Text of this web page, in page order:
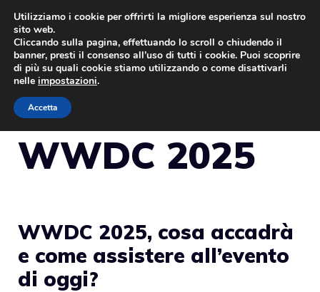
Vai
contenuto
WWDC 2025
WWDC 2025, cosa accadrà
e come assistere all’evento
di oggi?
Utilizziamo i cookie per offrirti la migliore esperienza sul nostro
sito web.
Cliccando sulla pagina, effettuando lo scroll o chiudendo il
banner, presti il consenso all’uso di tutti i cookie. Puoi scoprire
di più su quali cookie stiamo utilizzando o come disattivarli
nelle impostazioni.
Accetta